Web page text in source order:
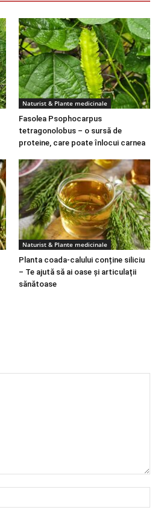
Naturist & Plante medicinale
Fasolea Psophocarpus
tetragonolobus – o sursă de
proteine, care poate înlocui carnea
Naturist & Plante medicinale
Planta coada-calului conține siliciu
– Te ajută să ai oase și articulații
sănătoase